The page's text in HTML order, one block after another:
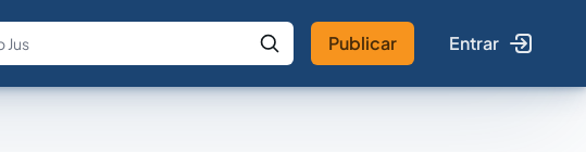
Fale com a IA Buscar no Jus
Publicar Entrar